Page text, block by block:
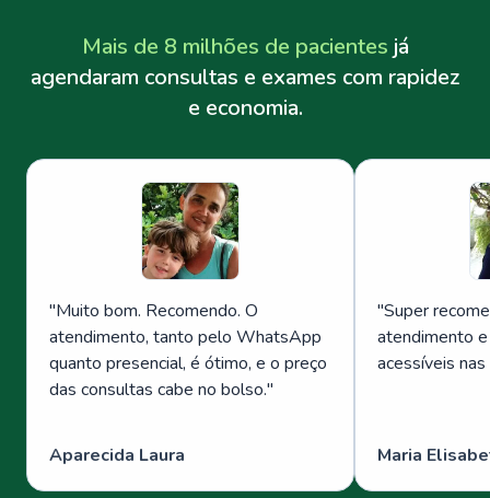
Mais de 8 milhões de pacientes já
agendaram consultas e exames com rapidez
e economia.
"Muito bom. Recomendo. O
atendimento, tanto pelo WhatsApp
quanto presencial, é ótimo, e o preço
das consultas cabe no bolso."
Aparecida Laura
"Super
atendimento
acessíveis
Maria